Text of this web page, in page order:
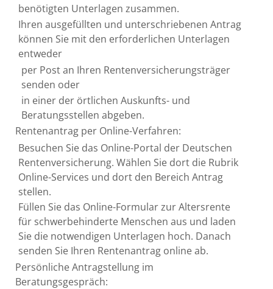
benötigten Unterlagen zusammen.
Ihren ausgefüllten und unterschriebenen Antrag
können Sie mit den erforderlichen Unterlagen
entweder
per Post an Ihren Rentenversicherungsträger
senden oder
in einer der örtlichen Auskunfts- und
Beratungsstellen abgeben.
Rentenantrag per Online-Verfahren:
Besuchen Sie das Online-Portal der Deutschen
Rentenversicherung. Wählen Sie dort die Rubrik
Online-Services und dort den Bereich Antrag
stellen.
Füllen Sie das Online-Formular zur Altersrente
für schwerbehinderte Menschen aus und laden
Sie die notwendigen Unterlagen hoch. Danach
senden Sie Ihren Rentenantrag online ab.
Persönliche Antragstellung im
Beratungsgespräch: